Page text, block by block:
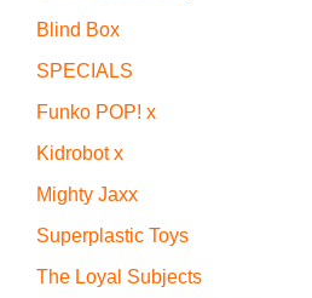
Blind Box
SPECIALS
Funko POP! x
Kidrobot x
Mighty Jaxx
Superplastic Toys
The Loyal Subjects